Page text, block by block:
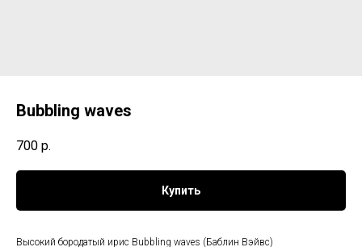
Bubbling waves
700 р.
Купить
Высокий бородатый ирис Bubbling waves (Баблин Вэйвс)